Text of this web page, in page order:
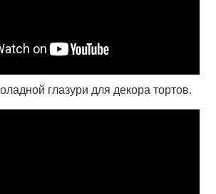
глазури для декора тортов.